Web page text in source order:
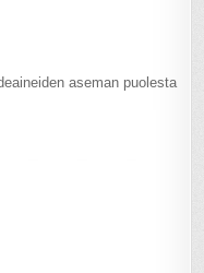
aseman puolesta